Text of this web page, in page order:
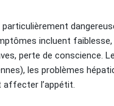
particulièrement
incluent
perte de conscience.
les problèmes
affecter l’appétit.